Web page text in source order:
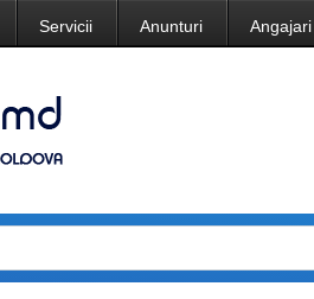
Servicii Anunturi Angajari